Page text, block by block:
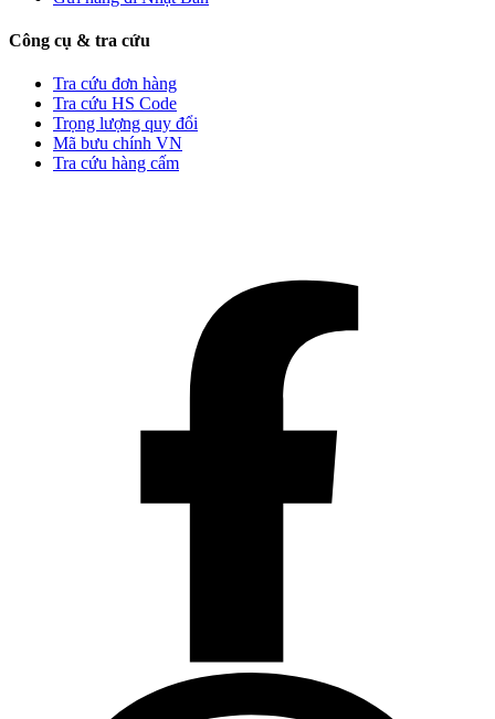
Công cụ & tra cứu
Tra cứu đơn hàng
Tra cứu HS Code
Trọng lượng quy đổi
Mã bưu chính VN
Tra cứu hàng cấm